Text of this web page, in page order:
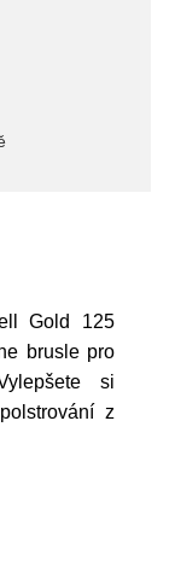
Gold 125
brusle pro
si
z